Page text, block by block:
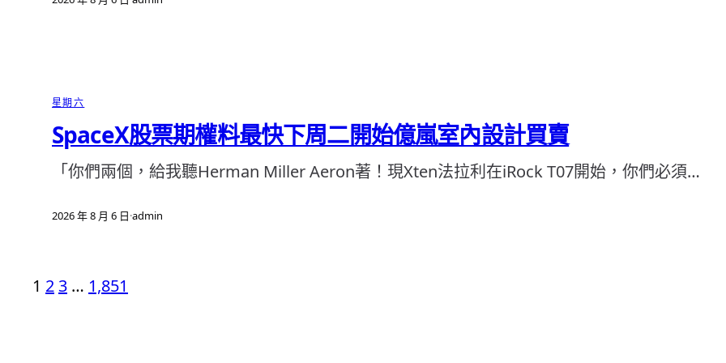
星期六
SpaceX股票期權料最快下周二開始億嵐室內設計買賣
「你們兩個，給我聽Herman Miller Aeron著！現Xten法拉利在iRock T07開始，你們必須…
2026 年 8 月 6 日·admin
1 23 … 1,851